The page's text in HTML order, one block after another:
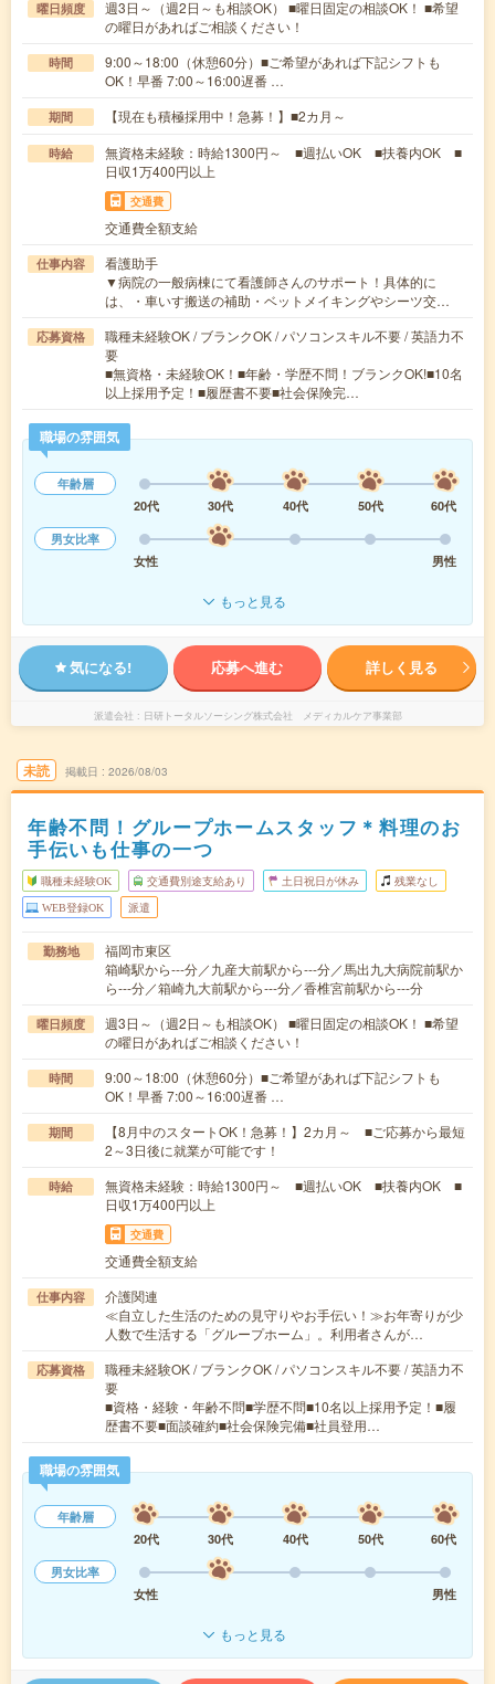
曜日頻度
週3日～（週2日～も相談OK） ■曜日固定の相談OK！ ■希望
の曜日があればご相談ください！
時間
9:00～18:00（休憩60分）■ご希望があれば下記シフトも
OK！早番 7:00～16:00遅番 …
期間 【現在も積極採用中！急募！】■2カ月～
時給
無資格未経験：時給1300円～ ■週払いOK ■扶養内OK ■
日収1万400円以上
交通費
交通費全額支給
仕事内容
看護助手
▼病院の一般病棟にて看護師さんのサポート！具体的に
は、・車いす搬送の補助・ベットメイキングやシーツ交…
応募資格
職種未経験OK / ブランクOK / パソコンスキル不要 / 英語力不
要
■無資格・未経験OK！■年齢・学歴不問！ブランクOK!■10名
以上採用予定！■履歴書不要■社会保険完…
職場の雰囲気
年齢層
20代
30代 40代 50代
60代
男女比率
女性
男性
もっと見る
気になる! 応募へ進む 詳しく見る
派遣会社 日研トータルソーシング株式会社 メディカルケア事業部
未読 掲載日 2026/08/03
年齢不問！グループホームスタッフ＊料理のお
手伝いも仕事の一つ
職種未経験OK 交通費別途支給あり 土日祝日が休み 残業なし
WEB登録OK 派遣
勤務地
福岡市東区
箱崎駅から---分／九産大前駅から---分／馬出九大病院前駅か
ら---分／箱崎九大前駅から---分／香椎宮前駅から---分
曜日頻度
週3日～（週2日～も相談OK） ■曜日固定の相談OK！ ■希望
の曜日があればご相談ください！
時間
9:00～18:00（休憩60分）■ご希望があれば下記シフトも
OK！早番 7:00～16:00遅番 …
期間
【8月中のスタートOK！急募！】2カ月～ ■ご応募から最短
2～3日後に就業が可能です！
時給
無資格未経験：時給1300円～ ■週払いOK ■扶養内OK ■
日収1万400円以上
交通費
交通費全額支給
仕事内容
介護関連
≪自立した生活のための見守りやお手伝い！≫お年寄りが少
人数で生活する「グループホーム」。利用者さんが…
応募資格
職種未経験OK / ブランクOK / パソコンスキル不要 / 英語力不
要
■資格・経験・年齢不問■学歴不問■10名以上採用予定！■履
歴書不要■面談確約■社会保険完備■社員登用…
職場の雰囲気
年齢層
20代
30代 40代 50代
60代
男女比率
女性
男性
もっと見る